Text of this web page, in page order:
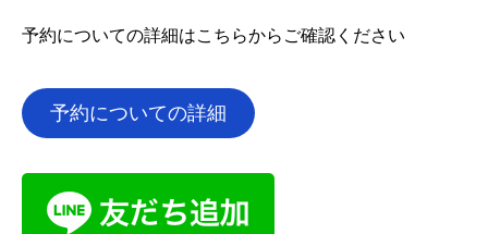
予約についての詳細はこちらからご確認ください
予約についての詳細